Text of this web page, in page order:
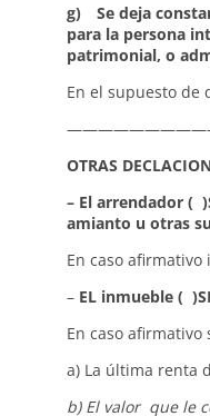
g) Se deja
para la persona
patrimonial, o
En el supuesto de
OTRAS
– El arrendador (
amianto u otras
En caso afirmativo
– EL inmueble (
En caso
a) La última renta
b) El valor que le